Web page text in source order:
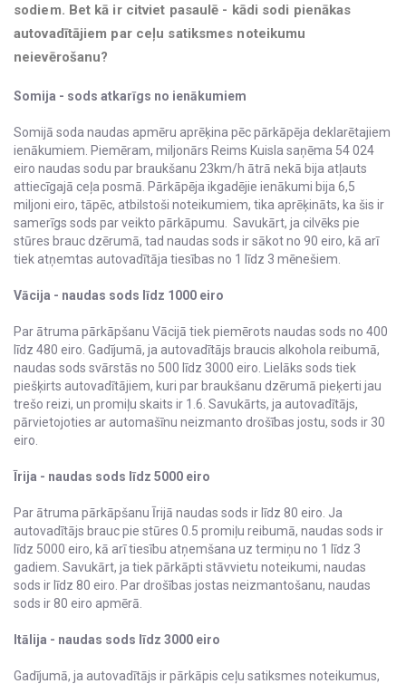
sodiem. Bet kā ir citviet pasaulē - kādi sodi pienākas
autovadītājiem par ceļu satiksmes noteikumu
neievērošanu?
Somija - sods atkarīgs no ienākumiem
Somijā soda naudas apmēru aprēķina pēc pārkāpēja deklarētajiem
ienākumiem. Piemēram, miljonārs Reims Kuisla saņēma 54 024
eiro naudas sodu par braukšanu 23km/h ātrā nekā bija atļauts
attiecīgajā ceļa posmā. Pārkāpēja ikgadējie ienākumi bija 6,5
miljoni eiro, tāpēc, atbilstoši noteikumiem, tika aprēķināts, ka šis ir
samerīgs sods par veikto pārkāpumu. Savukārt, ja cilvēks pie
stūres brauc dzērumā, tad naudas sods ir sākot no 90 eiro, kā arī
tiek atņemtas autovadītāja tiesības no 1 līdz 3 mēnešiem.
Vācija - naudas sods līdz 1000 eiro
Par ātruma pārkāpšanu Vācijā tiek piemērots naudas sods no 400
līdz 480 eiro. Gadījumā, ja autovadītājs braucis alkohola reibumā,
naudas sods svārstās no 500 līdz 3000 eiro. Lielāks sods tiek
piešķirts autovadītājiem, kuri par braukšanu dzērumā pieķerti jau
trešo reizi, un promiļu skaits ir 1.6. Savukārts, ja autovadītājs,
pārvietojoties ar automašīnu neizmanto drošības jostu, sods ir 30
eiro.
Īrija - naudas sods līdz 5000 eiro
Par ātruma pārkāpšanu Īrijā naudas sods ir līdz 80 eiro. Ja
autovadītājs brauc pie stūres 0.5 promiļu reibumā, naudas sods ir
līdz 5000 eiro, kā arī tiesību atņemšana uz termiņu no 1 līdz 3
gadiem. Savukārt, ja tiek pārkāpti stāvvietu noteikumi, naudas
sods ir līdz 80 eiro. Par drošības jostas neizmantošanu, naudas
sods ir 80 eiro apmērā.
Itālija - naudas sods līdz 3000 eiro
Gadījumā, ja autovadītājs ir pārkāpis ceļu satiksmes noteikumus,